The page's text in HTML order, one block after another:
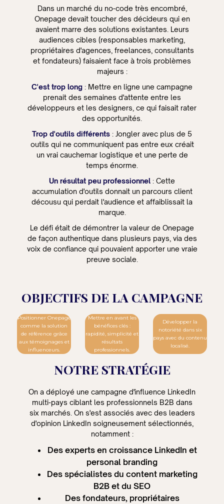
Dans un marché du no-code très encombré,
Onepage devait toucher des décideurs qui en
avaient marre des solutions existantes. Leurs
audiences cibles (responsables marketing,
propriétaires d'agences, freelances, consultants
et fondateurs) faisaient face à trois problèmes
majeurs :
C'est trop long : Mettre en ligne une campagne
prenait des semaines d'attente entre les
développeurs et les designers, ce qui faisait rater
des opportunités.
Trop d'outils différents : Jongler avec plus de 5
outils qui ne communiquent pas entre eux créait
un vrai cauchemar logistique et une perte de
temps énorme.
Un résultat peu professionnel : Cette
accumulation d'outils donnait un parcours client
décousu qui perdait l'audience et affaiblissait la
marque.
Le défi était de démontrer la valeur de Onepage
de façon authentique dans plusieurs pays, via des
voix de confiance qui pouvaient apporter une vraie
preuve sociale.
OBJECTIFS DE LA CAMPAGNE
Positionner Onepage
comme la solution
de référence grâce
aux témoignages et
influenceurs.
Mettre en avant les
bénéfices clés :
rapidité, simplicité et
résultats
professionnels.
Développer la
notoriété dans six
pays avec du contenu
localisé.
NOTRE STRATÉGIE
On a déployé une campagne d'influence LinkedIn
multi-pays ciblant les professionnels B2B dans
six marchés. On s'est associés avec des leaders
d'opinion LinkedIn soigneusement sélectionnés,
notamment :
Des experts en croissance LinkedIn et
personal branding
Des spécialistes du content marketing
B2B et du SEO
Des fondateurs, propriétaires